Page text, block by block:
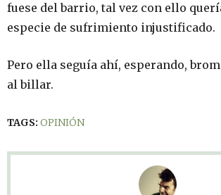
fuese del barrio, tal vez con ello
especie de sufrimiento injustificado.
Pero ella seguía ahí, esperando,
al billar.
TAGS: OPINIÓN